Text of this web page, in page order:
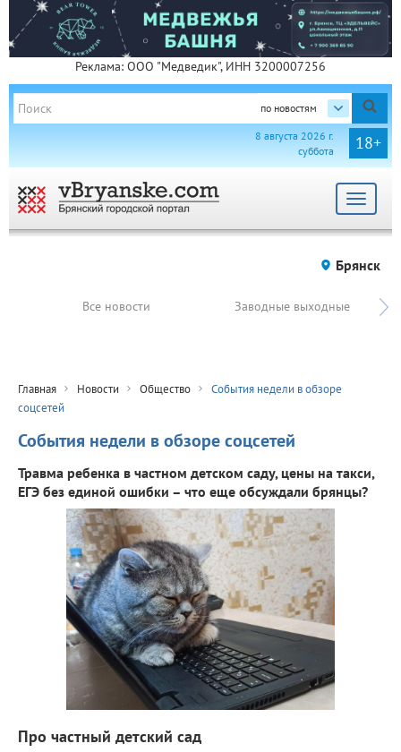
Реклама: ООО "Медведик", ИНН 3200007256
по новостям
18+
8 августа 2026 г.
суббота
Toggle
Брянск
Все новости Заводные выходные
Главная Новости Общество
События недели в обзоре
соцсетей
События недели в обзоре соцсетей
Травма ребенка в частном детском саду, цены на такси,
ЕГЭ без единой ошибки – что еще обсуждали брянцы?
Про частный детский сад